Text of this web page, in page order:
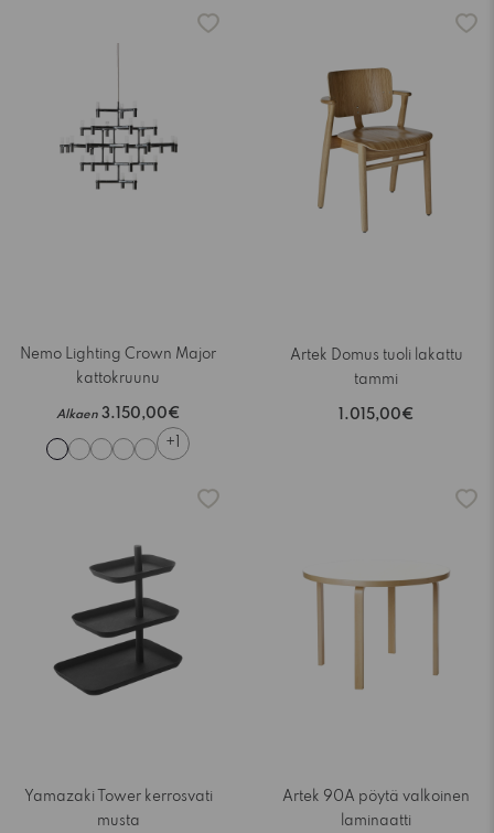
Nemo Lighting Crown Major
kattokruunu
Alkaen 3.150,00€
+1
Artek Domus tuoli lakattu
tammi
1.015,00€
Yamazaki Tower kerrosvati
musta
Artek 90A pöytä valkoinen
laminaatti